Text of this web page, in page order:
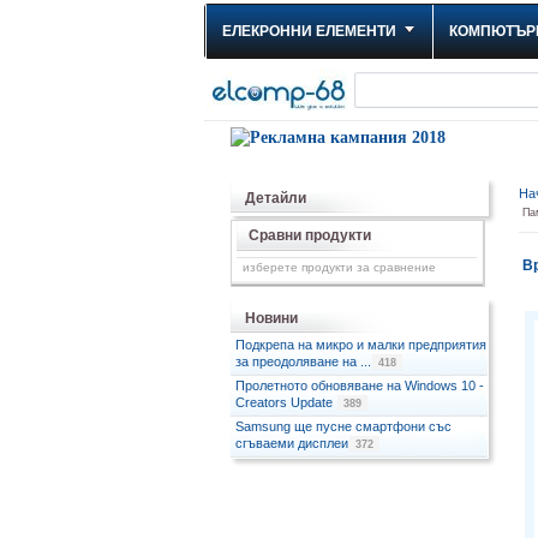
ЕЛЕКРОННИ ЕЛЕМЕНТИ
Детайли
Сравни продукти
изберете продукти за сравнение
Новини
Подкрепа на микро и малки предприятия
за преодоляване на ...
418
Пролетното обновяване на Windows 10 -
Creators Update
389
Samsung ще пусне смартфони със
сгъваеми дисплеи 372